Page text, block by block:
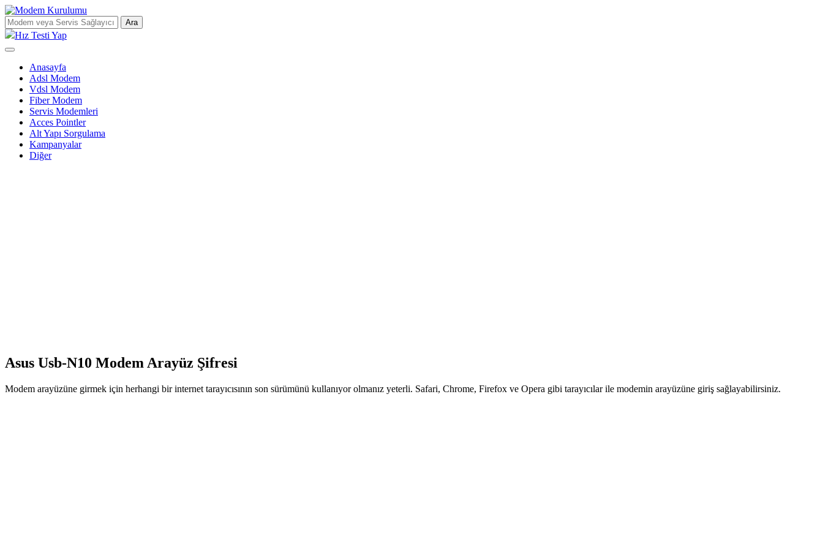
Ara
Hız Testi Yap
Anasayfa
Adsl Modem
Vdsl Modem
Fiber Modem
Servis Modemleri
Acces Pointler
Alt Yapı Sorgulama
Kampanyalar
Diğer
Asus Usb-N10 Modem Arayüz Şifresi
Modem arayüzüne girmek için herhangi bir internet tarayıcısının son sürümünü kullanıyor olmanız yeterli. Safari, Chrome, Firefox ve Opera gibi tarayıcılar ile modemin arayüzüne giriş sağlayabilirsiniz.